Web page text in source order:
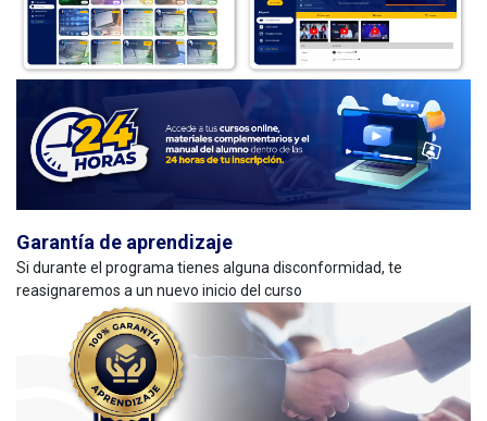
Garantía de aprendizaje
Si durante el programa tienes alguna disconformidad, te
reasignaremos a un nuevo inicio del curso